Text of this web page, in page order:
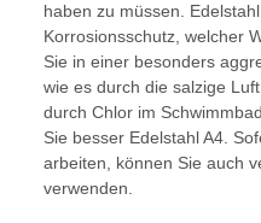
haben zu müssen.
Korrosionsschutz, welcher
Sie in einer besonders
wie es durch die salzige
durch Chlor im
Sie besser Edelstahl A4.
arbeiten, können Sie auch
verwenden.